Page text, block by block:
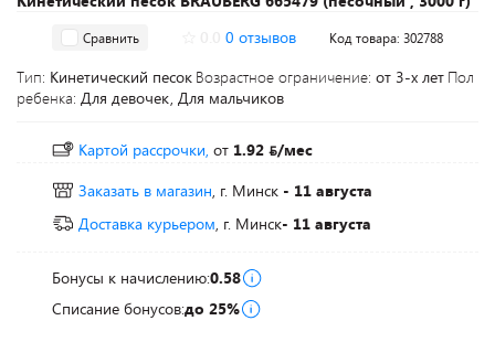
Сравнить 0 отзывов Код товара: 302788
Тип: Кинетический песок Возрастное ограничение: от 3-х лет Пол
ребенка: Для девочек, Для мальчиков
Картой рассрочки, от 1.92
/мес
Заказать в магазин, г. Минск - 11 августа
Доставка курьером, г. Минск- 11 августа
Бонусы к начислению:0.58
Списание бонусов:до 25%